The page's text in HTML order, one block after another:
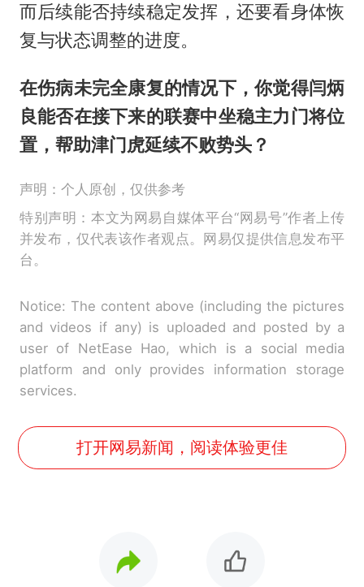
而后续能否持续稳定发挥，还要看身体恢
复与状态调整的进度。
在伤病未完全康复的情况下，你觉得闫炳
良能否在接下来的联赛中坐稳主力门将位
置，帮助津门虎延续不败势头？
声明：个人原创，仅供参考
特别声明：本文为网易自媒体平台“网易号”作者上传
并发布，仅代表该作者观点。网易仅提供信息发布平
台。
Notice: The content above (including the pictures
and videos if any) is uploaded and posted by a
user of NetEase Hao, which is a social media
platform and only provides information storage
services.
打开网易新闻，阅读体验更佳